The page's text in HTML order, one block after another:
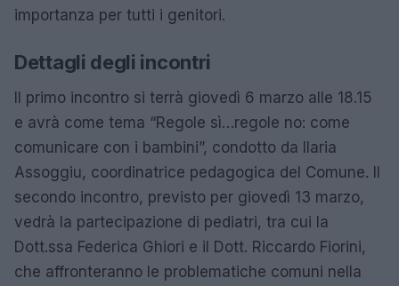
importanza per tutti i genitori.
Dettagli degli incontri
Il primo incontro si terrà giovedì 6 marzo alle 18.15
e avrà come tema “Regole sì…regole no: come
comunicare con i bambini”, condotto da Ilaria
Assoggiu, coordinatrice pedagogica del Comune. Il
secondo incontro, previsto per giovedì 13 marzo,
vedrà la partecipazione di pediatri, tra cui la
Dott.ssa Federica Ghiori e il Dott. Riccardo Fiorini,
che affronteranno le problematiche comuni nella